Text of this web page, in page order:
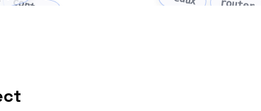
context router